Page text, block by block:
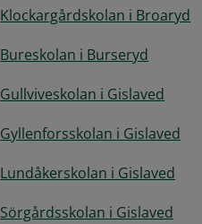
Klockargårdskolan i Broaryd
Bureskolan i Burseryd
Gullviveskolan i Gislaved
Gyllenforsskolan i Gislaved
Lundåkerskolan i Gislaved
Sörgårdsskolan i Gislaved